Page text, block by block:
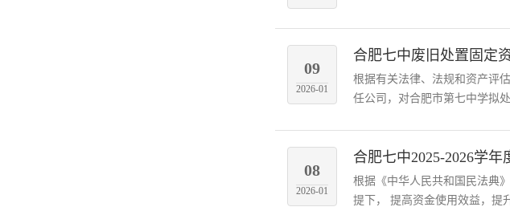
09
2026-01
合肥七中废旧处置固定
根据有关法律、法规和资产评
任公司，对合肥市第七中学拟
08
2026-01
合肥七中2025-2026学
根据《中华人民共和国民法典
提下， 提高资金使用效益，提